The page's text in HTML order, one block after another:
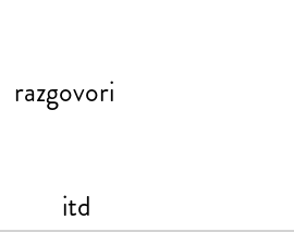
razgovori
itd